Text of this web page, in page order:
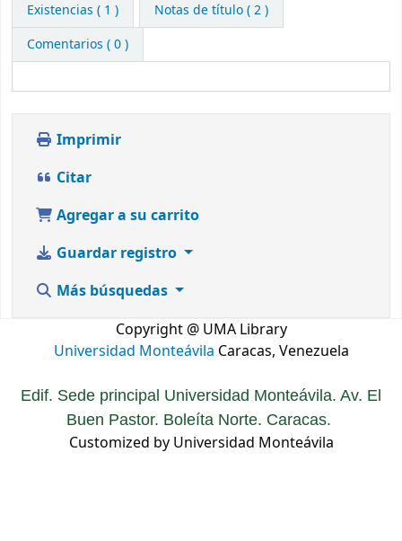
Existencias ( 1 )
Notas de título ( 2 )
Comentarios ( 0 )
Imprimir
Citar
Agregar a su carrito
Guardar registro
Más búsquedas
Copyright @ UMA Library
Universidad Monteávila Caracas, Venezuela
Edif. Sede principal Universidad Monteávila. Av. El
Buen Pastor. Boleíta Norte. Caracas.
Customized by Universidad Monteávila